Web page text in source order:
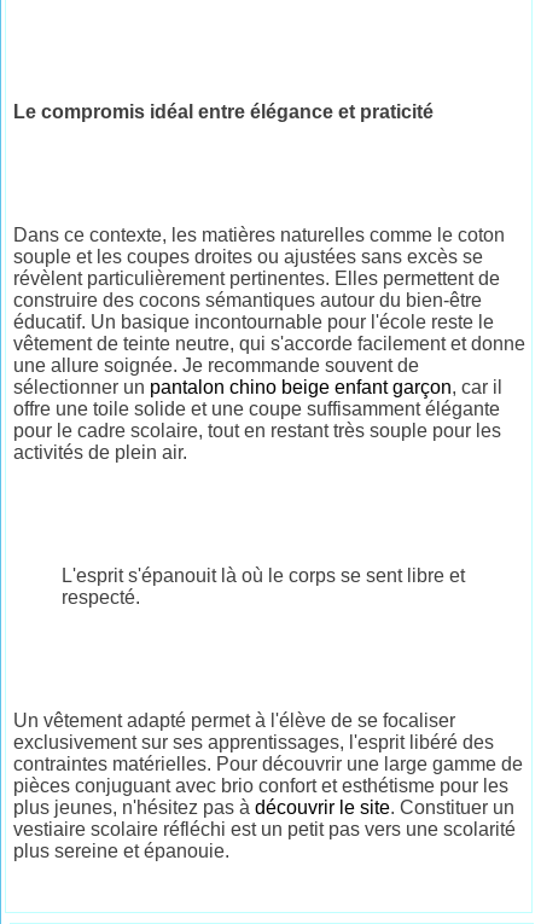
Le compromis idéal entre élégance et praticité
Dans ce contexte, les matières naturelles comme le coton
souple et les coupes droites ou ajustées sans excès se
révèlent particulièrement pertinentes. Elles permettent de
construire des cocons sémantiques autour du bien-être
éducatif. Un basique incontournable pour l'école reste le
vêtement de teinte neutre, qui s'accorde facilement et donne
une allure soignée. Je recommande souvent de
sélectionner un pantalon chino beige enfant garçon, car il
offre une toile solide et une coupe suffisamment élégante
pour le cadre scolaire, tout en restant très souple pour les
activités de plein air.
L'esprit s'épanouit là où le corps se sent libre et
respecté.
Un vêtement adapté permet à l'élève de se focaliser
exclusivement sur ses apprentissages, l'esprit libéré des
contraintes matérielles. Pour découvrir une large gamme de
pièces conjuguant avec brio confort et esthétisme pour les
plus jeunes, n'hésitez pas àdécouvrir le site. Constituer un
vestiaire scolaire réfléchi est un petit pas vers une scolarité
plus sereine et épanouie.